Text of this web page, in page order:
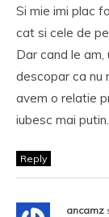
Si mie imi plac
cat si cele de
Dar cand le am,
descopar ca nu
avem o relatie
iubesc mai putin.
Reply
ancamz